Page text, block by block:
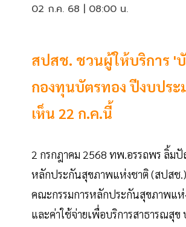
02 ก.ค. 68 | 08:00 น.
สปสช. ชวนผู้ให้บริการ '
กองทุนบัตรทอง ปีงบประ
เห็น 22 ก.ค.นี้
2 กรกฎาคม 2568 ทพ.อรรถพร ลิ้ม
หลักประกันสุขภาพแห่งชาติ (สปสช.)
คณะกรรมการหลักประกันสุขภาพแห่
และค่าใช้จ่ายเพื่อบริการสาธารณสุ